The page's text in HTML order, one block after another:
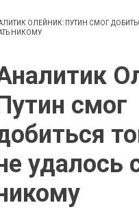
ОЛЕЙНИК: ПУТИН СМОГ
НИКОМУ
смог
удалось